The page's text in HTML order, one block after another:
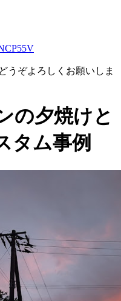
うぞよろしくお願いしま
の夕焼けと
タム事例